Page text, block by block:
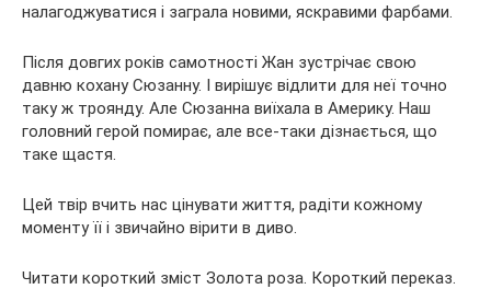
налагоджуватися і заграла новими, яскравими фарбами.
Після довгих років самотності Жан зустрічає свою
давню кохану Сюзанну. І вирішує відлити для неї точно
таку ж троянду. Але Сюзанна виїхала в Америку. Наш
головний герой помирає, але все-таки дізнається, що
таке щастя.
Цей твір вчить нас цінувати життя, радіти кожному
моменту її і звичайно вірити в диво.
Читати короткий зміст Золота роза. Короткий переказ.